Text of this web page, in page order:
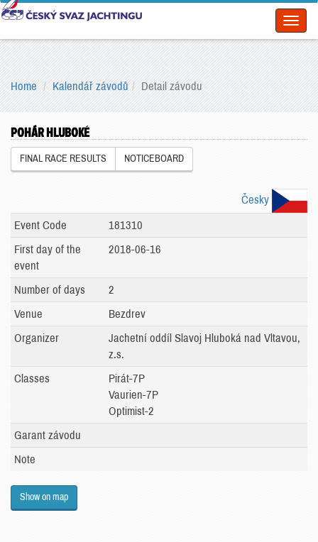
Home Kalendář závodů Detail závodu
POHÁR HLUBOKÉ
FINAL RACE RESULTS NOTICEBOARD
Česky
Event Code
181310
First day of the
event
2018-06-16
Number of days
2
Venue
Bezdrev
Organizer
Jachetní oddíl Slavoj Hluboká nad Vltavou,
z.s.
Classes
Pirát-7P
Vaurien-7P
Optimist-2
Garant závodu
Note
Show on map